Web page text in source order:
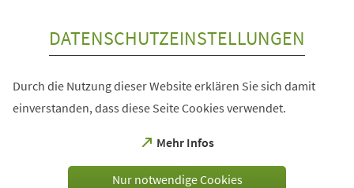
DATENSCHUTZEINSTELLUNGEN
Durch die Nutzung dieser Website erklären Sie sich damit
einverstanden, dass diese Seite Cookies verwendet.
Mehr Infos
(Öffnet
einem
Nur notwendige Cookies